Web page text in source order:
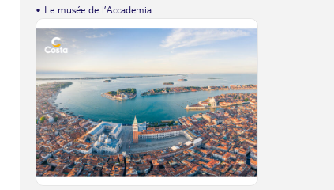
• Le musée de l’Accademia.